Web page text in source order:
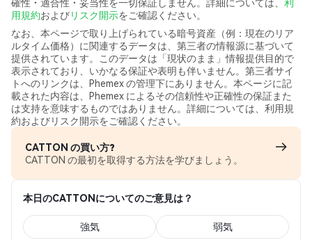
用規約およびリスク開示をご確認ください。
なお、本ページで取り上げられている暗号資産（例：現在のリア
ルタイム価格）に関連するデータは、第三者の情報源に基づいて
提供されています。このデータは「現状のまま」情報提供目的で
表示されており、いかなる保証や表明も伴いません。第三者サイ
トへのリンクは、Phemex の管理下にありません。本ページに記
載された内容は、Phemex によるその信頼性や正確性の保証また
は支持を意味するものではありません。詳細については、利用規
約およびリスク開示をご確認ください。
CATTON の買い方?
CATTON の最初を取得する方法を学びましょう。
本日のCATTONについてのご意見は？
強気 弱気